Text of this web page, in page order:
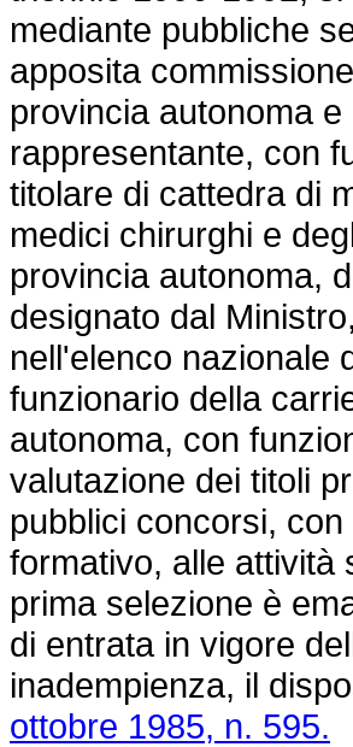
mediante pubbliche
apposita
provincia autonoma
rappresentante, con
titolare di cattedra di
medici chirurghi e
provincia autonoma,
designato dal
nell'elenco nazionale
funzionario della
autonoma, con
valutazione dei titoli
pubblici concorsi,
formativo, alle attività
prima selezione è
di entrata in vigore
inadempienza, il
ottobre 1985, n. 595.